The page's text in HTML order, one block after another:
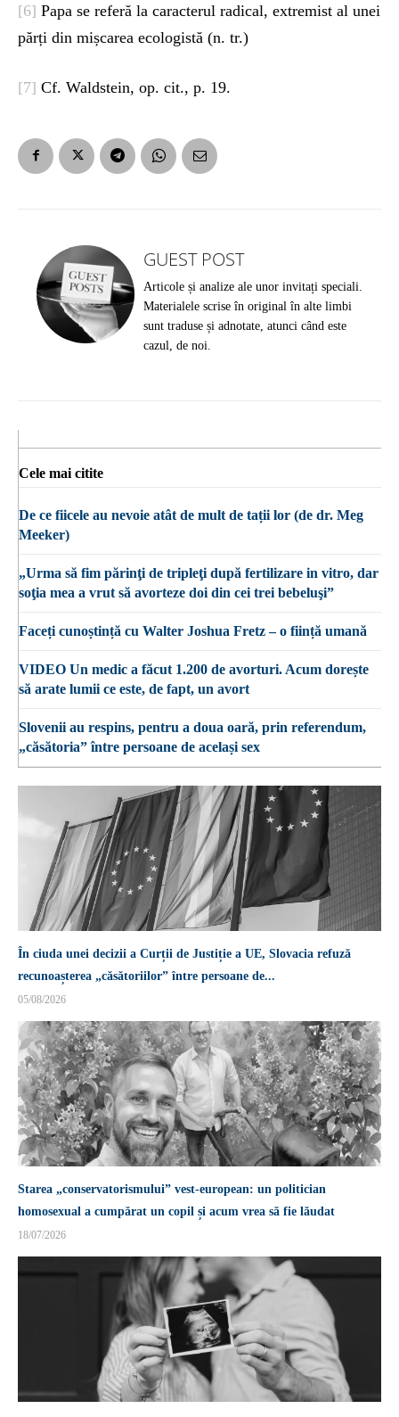
[6] Papa se referă la caracterul radical, extremist al unei
părți din mișcarea ecologistă (n. tr.)
[7] Cf. Waldstein, op. cit., p. 19.
GUEST POST
Articole și analize ale unor invitați speciali.
Materialele scrise în original în alte limbi
sunt traduse și adnotate, atunci când este
cazul, de noi.
În ciuda unei decizii a Curții de Justiție a UE, Slovacia refuză
recunoașterea „căsătoriilor” între persoane de...
05/08/2026
Starea „conservatorismului” vest-european: un politician
homosexual a cumpărat un copil și acum vrea să fie lăudat
18/07/2026
Cele mai citite
De ce fiicele au nevoie atât de mult de tații lor (de dr. Meg
Meeker)
„Urma să fim părinţi de tripleţi după fertilizare in vitro, dar
soţia mea a vrut să avorteze doi din cei trei bebeluşi”
Faceți cunoștință cu Walter Joshua Fretz – o ființă umană
VIDEO Un medic a făcut 1.200 de avorturi. Acum dorește
să arate lumii ce este, de fapt, un avort
Slovenii au respins, pentru a doua oară, prin referendum,
„căsătoria” între persoane de același sex